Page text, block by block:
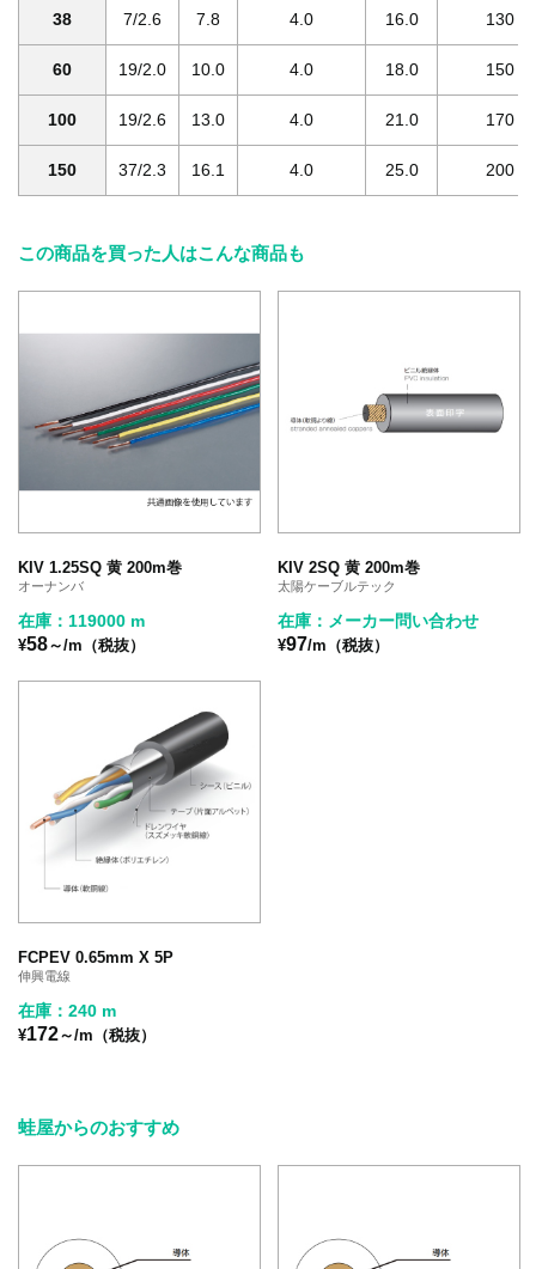
38 7/2.6 7.8 4.0 16.0 130
60 19/2.0 10.0 4.0 18.0 150
100 19/2.6 13.0 4.0 21.0 170
150 37/2.3 16.1 4.0 25.0 200
この商品を買った人はこんな商品も
KIV 1.25SQ 黄 200m巻
オーナンバ
在庫：119000 m
¥58～/m（税抜）
KIV 2SQ 黄 200m巻
太陽ケーブルテック
在庫：メーカー問い合わせ
¥97/m（税抜）
FCPEV 0.65mm X 5P
伸興電線
在庫：240 m
¥172～/m（税抜）
蛙屋からのおすすめ